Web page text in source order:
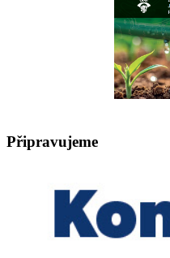
Připravujeme